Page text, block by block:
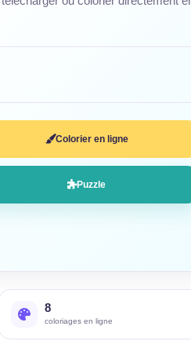
Colorier en ligne
Puzzle
8
coloriages en ligne